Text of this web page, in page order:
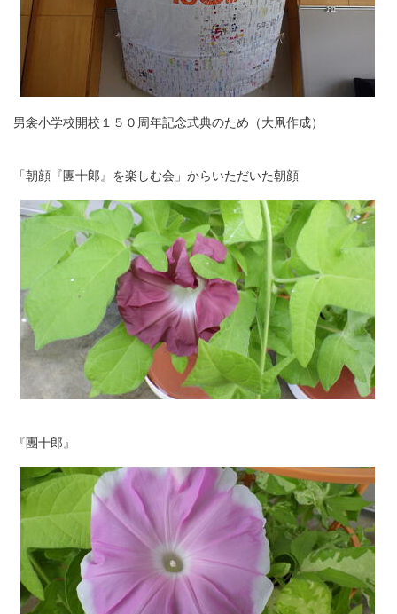
男衾小学校開校１５０周年記念式典のため（大凧作成）
「朝顔『團十郎』を楽しむ会」からいただいた朝顔
『團十郎』